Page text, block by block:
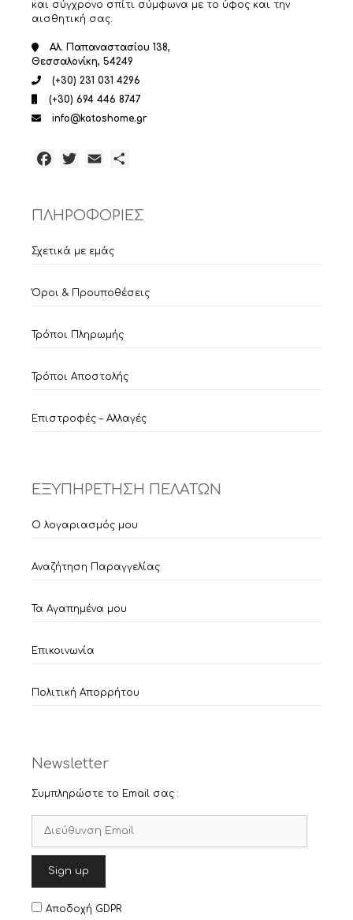
και σύγχρονο σπίτι σύμφωνα με το ύφος και την
αισθητική σας.
Αλ. Παπαναστασίου 138,
Θεσσαλονίκη, 54249
(+30) 231 031 4296
(+30) 694 446 8747
info@katoshome.gr
Facebook
TwitterEmail
ΠΛΗΡΟΦΟΡΙΕΣ
Σχετικά με εμάς
Όροι & Προυποθέσεις
Τρόποι Πληρωμής
Τρόποι Αποστολής
Επιστροφές – Αλλαγές
ΕΞΥΠΗΡΕΤΗΣΗ ΠΕΛΑΤΩΝ
Ο λογαριασμός μου
Αναζήτηση Παραγγελίας
Τα Αγαπημένα μου
Επικοινωνία
Πολιτική Απορρήτου
Newsletter
Συμπληρώστε το Email σας :
Αποδοχή GDPR